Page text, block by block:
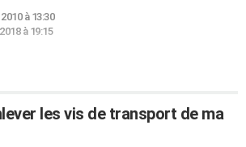
à 13:30
à 19:15
les vis de transport de ma